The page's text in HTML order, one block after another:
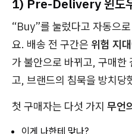
1) Pre-Delivery 윈도
“Buy”를 눌렀다고 자동으
요. 배송 전 구간은 위험 지대
가 불안으로 바뀌고, 구매한
고, 브랜드의 침묵을 방치당
첫 구매자는 다섯 가지 무언
이게 나한테 맞나?